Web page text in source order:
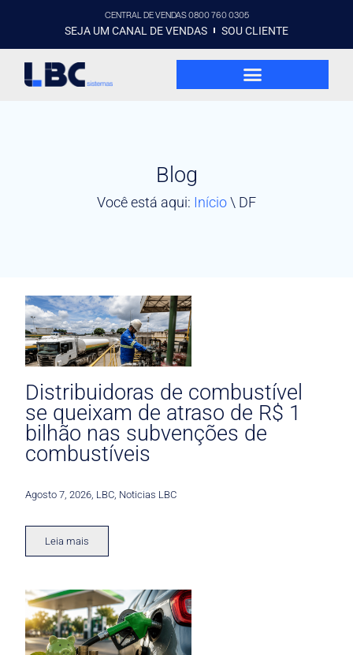
CENTRAL DE VENDAS 0800 760 0305
SEJA UM CANAL DE VENDAS SOU CLIENTE
Blog
Você está aqui: Início\ DF
Distribuidoras de combustível
se queixam de atraso de R$ 1
bilhão nas subvenções de
combustíveis
Agosto 7, 2026 LBC Noticias LBC
Leia mais